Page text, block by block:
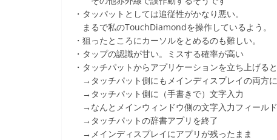
・タッパットとしては追従性がかなり悪い。
まるで私のTouchDiamondを操作しているよう。
・狙ったところにカーソルをとめるのも難しい。
・タップの認識が甘い。ミスする確率が高い
・タッチパットからアプリケーションを立ち上げる
→タッチパット側にもメインディスプレイの両方
→タッチパット側に（手書きで）文字入力
→なんとメインウィンドウ側の文字入力フィール
→タッチパットの辞書アプリを終了
→メインディスプレイにアプリが残ったまま